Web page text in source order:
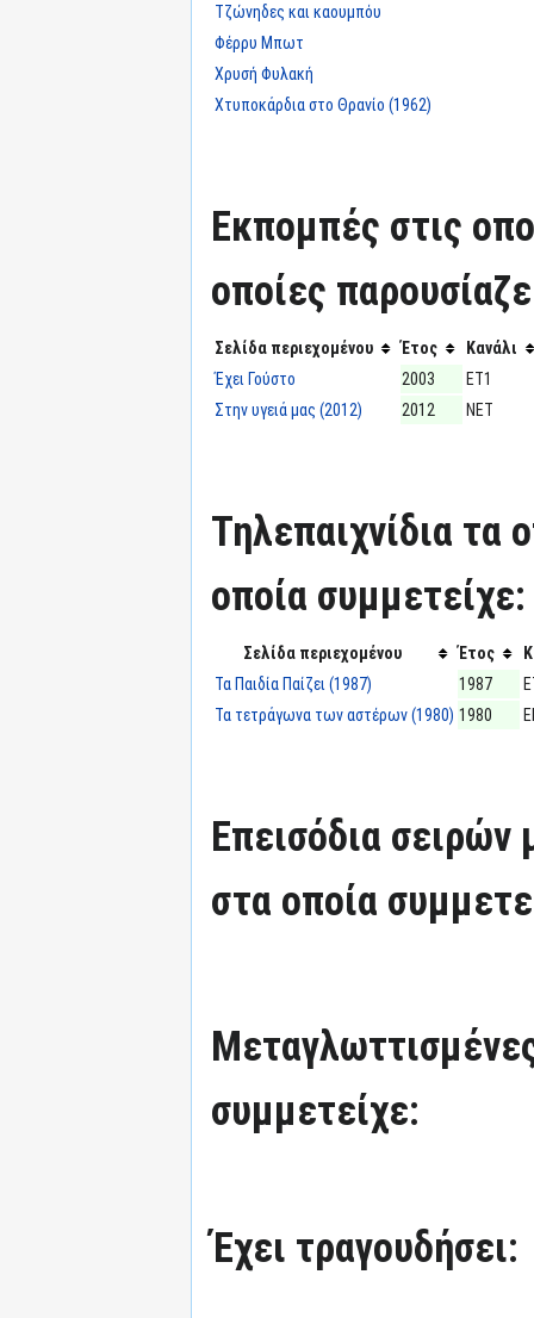
Τζώνηδες και καουμπόυ
Φέρρυ Μπωτ
Χρυσή Φυλακή
Χτυποκάρδια στο Θρανίο (1962)
Εκπομπές στις
οποίες
Σελίδα περιεχομένου Έτος
Κανάλι
Έχει Γούστο
2003
ΕΤ1
Στην υγειά μας (2012)
2012 ΝΕΤ
Τηλεπαιχνίδια τα
οποία συμμετείχε:
Σελίδα περιεχομένου Έτος
Τα Παιδία Παίζει (1987)
1987
Τα τετράγωνα των αστέρων (1980) 1980
Επεισόδια
στα οποία
συμμετείχε:
Έχει τραγουδήσει: